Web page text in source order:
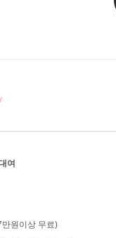
여
원이상 무료)